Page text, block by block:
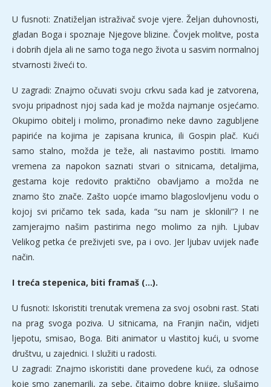
U fusnoti: Znatiželjan istraživač svoje vjere. Željan duhovnosti,
gladan Boga i spoznaje Njegove blizine. Čovjek molitve, posta
i dobrih djela ali ne samo toga nego života u sasvim normalnoj
stvarnosti živeći to.
U zagradi: Znajmo očuvati svoju crkvu sada kad je zatvorena,
svoju pripadnost njoj sada kad je možda najmanje osjećamo.
Okupimo obitelj i molimo, pronađimo neke davno zagubljene
papiriće na kojima je zapisana krunica, ili Gospin plač. Kući
samo stalno, možda je teže, ali nastavimo postiti. Imamo
vremena za napokon saznati stvari o sitnicama, detaljima,
gestama koje redovito praktično obavljamo a možda ne
znamo što znače. Zašto uopće imamo blagoslovljenu vodu o
kojoj svi pričamo tek sada, kada “su nam je sklonili”? I ne
zamjerajmo našim pastirima nego molimo za njih. Ljubav
Velikog petka će preživjeti sve, pa i ovo. Jer ljubav uvijek nađe
način.
I treća stepenica, biti framaš (…).
U fusnoti: Iskoristiti trenutak vremena za svoj osobni rast. Stati
na prag svoga poziva. U sitnicama, na Franjin način, vidjeti
ljepotu, smisao, Boga. Biti animator u vlastitoj kući, u svome
društvu, u zajednici. I služiti u radosti.
U zagradi: Znajmo iskoristiti dane provedene kući, za odnose
koje smo zanemarili, za sebe, čitajmo dobre knjige, slušajmo